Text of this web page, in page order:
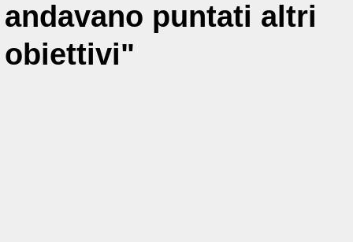
andavano puntati altri
obiettivi"